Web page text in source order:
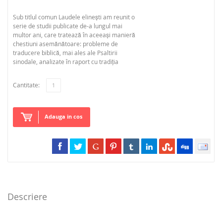
Sub titlul comun Laudele elinești am reunit o
serie de studii publicate de-a lungul mai
multor ani, care tratează în aceeași manieră
chestiuni asemănătoare: probleme de
traducere biblică, mai ales ale Psaltirii
sinodale, analizate în raport cu tradiția
Cantitate:
Adauga in cos
Descriere